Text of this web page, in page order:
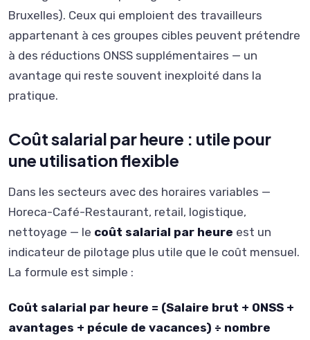
Bruxelles). Ceux qui emploient des travailleurs
appartenant à ces groupes cibles peuvent prétendre
à des réductions ONSS supplémentaires — un
avantage qui reste souvent inexploité dans la
pratique.
Coût salarial par heure : utile pour
une utilisation flexible
Dans les secteurs avec des horaires variables —
Horeca-Café-Restaurant, retail, logistique,
nettoyage — le coût salarial par heure est un
indicateur de pilotage plus utile que le coût mensuel.
La formule est simple :
Coût salarial par heure = (Salaire brut + ONSS +
avantages + pécule de vacances) ÷ nombre